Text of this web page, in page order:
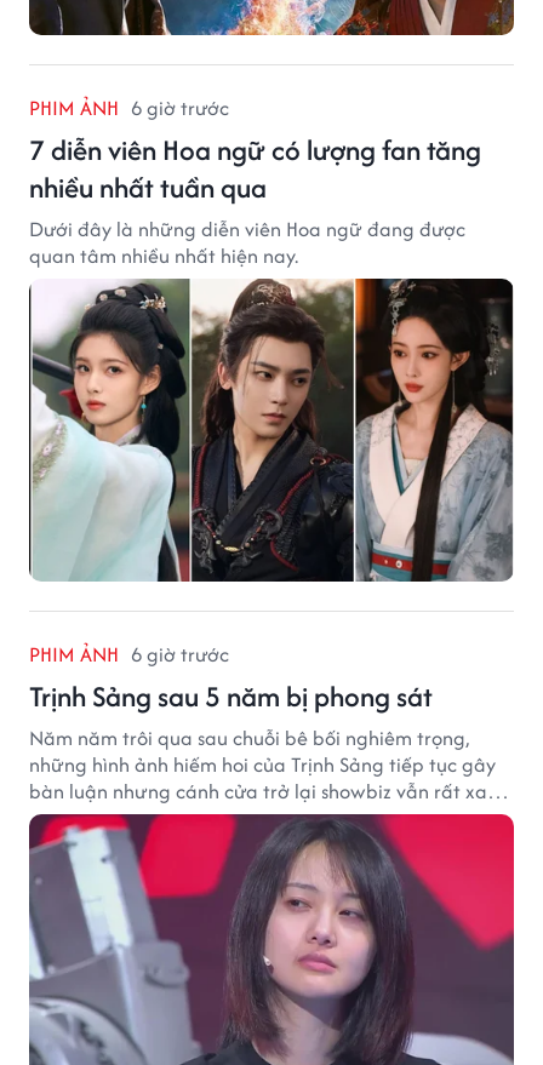
PHIM ẢNH 6 giờ trước
7 diễn viên Hoa ngữ có lượng fan tăng
nhiều nhất tuần qua
Dưới đây là những diễn viên Hoa ngữ đang được
quan tâm nhiều nhất hiện nay.
PHIM ẢNH 6 giờ trước
Trịnh Sảng sau 5 năm bị phong sát
Năm năm trôi qua sau chuỗi bê bối nghiêm trọng,
những hình ảnh hiếm hoi của Trịnh Sảng tiếp tục gây
bàn luận nhưng cánh cửa trở lại showbiz vẫn rất xa
vời.